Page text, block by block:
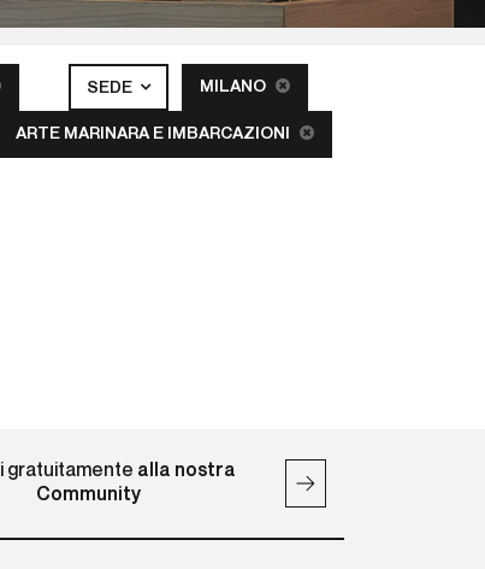
SEDE MILANO
ARTE MARINARA E IMBARCAZIONI
gratuitamente alla nostra
Community